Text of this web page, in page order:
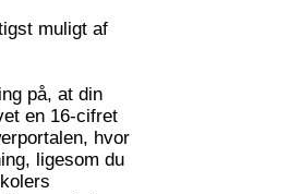
muligt af
på, at din
en 16-cifret
hvor
ligesom du